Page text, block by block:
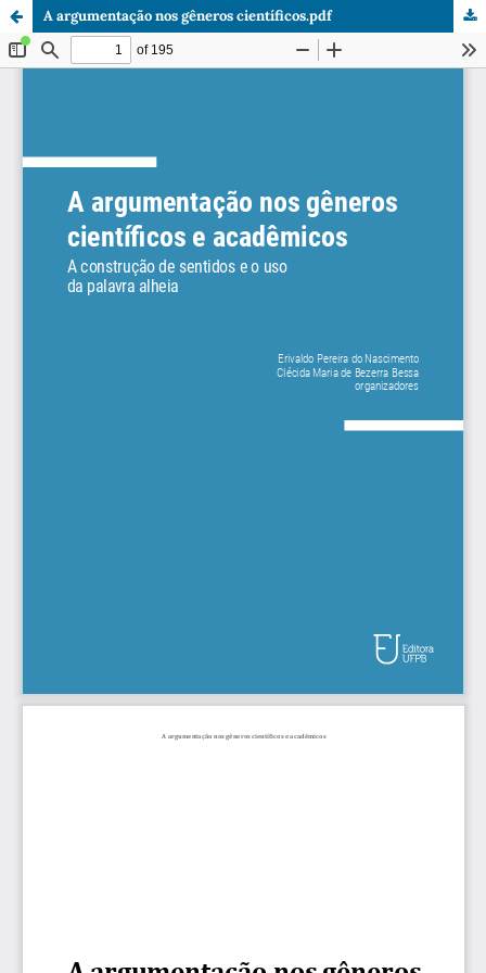
A argumentação nos gêneros científicos.pdf